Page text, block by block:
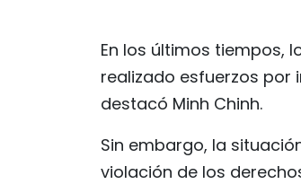
En los últimos tiempos,
realizado esfuerzos por
destacó Minh Chinh.
Sin embargo, la
violación de los